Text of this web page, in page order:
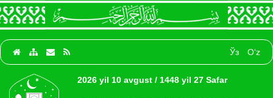
Ўз O‘z
2026 yil 10 avgust / 1448 yil 27 Safar